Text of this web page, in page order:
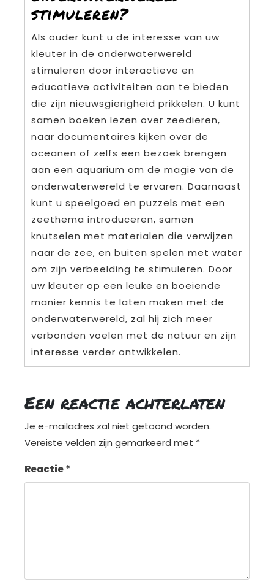
stimuleren?
Als ouder kunt u de interesse van uw
kleuter in de onderwaterwereld
stimuleren door interactieve en
educatieve activiteiten aan te bieden
die zijn nieuwsgierigheid prikkelen. U kunt
samen boeken lezen over zeedieren,
naar documentaires kijken over de
oceanen of zelfs een bezoek brengen
aan een aquarium om de magie van de
onderwaterwereld te ervaren. Daarnaast
kunt u speelgoed en puzzels met een
zeethema introduceren, samen
knutselen met materialen die verwijzen
naar de zee, en buiten spelen met water
om zijn verbeelding te stimuleren. Door
uw kleuter op een leuke en boeiende
manier kennis te laten maken met de
onderwaterwereld, zal hij zich meer
verbonden voelen met de natuur en zijn
interesse verder ontwikkelen.
Een reactie achterlaten
Je e-mailadres zal niet getoond worden.
Vereiste velden zijn gemarkeerd met *
Reactie*